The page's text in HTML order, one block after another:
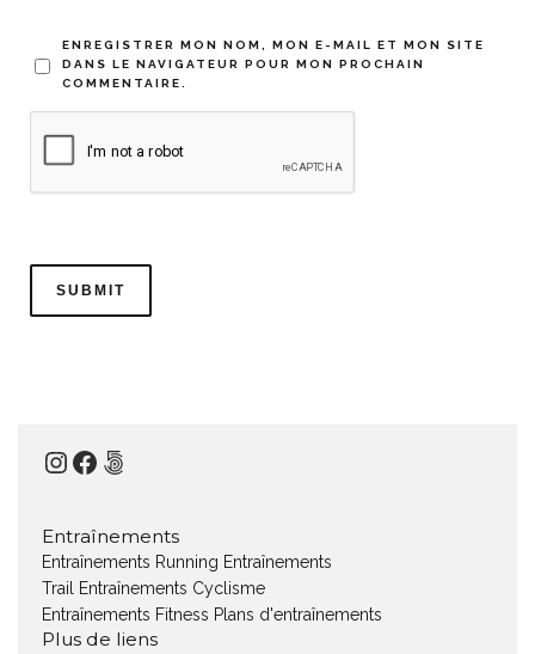
ENREGISTRER MON NOM, MON E-MAIL ET MON SITE
DANS LE NAVIGATEUR POUR MON PROCHAIN
COMMENTAIRE.
Instagram
Facebook
500px
Entraînements
Entraînements Running Entraînements
Trail
Entraînements Cyclisme
Entraînements Fitness Plans d'entraînements
Plus de liens